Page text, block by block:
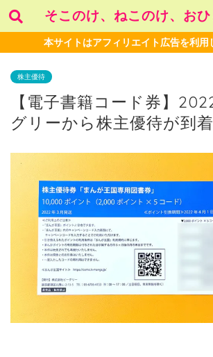
そこのけ、ねこのけ、お
本サイトはアフィリエイト広告を利用
株主優待
【電子書籍コード券】
グリーから株主優待が到着